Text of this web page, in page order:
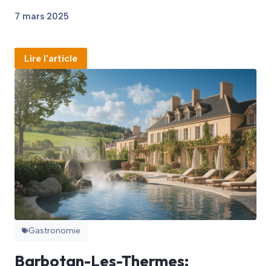
7 mars 2025
Lire l'article
Gastronomie
Barbotan-Les-Thermes: